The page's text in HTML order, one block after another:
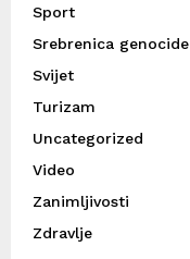
Sport
Srebrenica genocide
Svijet
Turizam
Uncategorized
Video
Zanimljivosti
Zdravlje